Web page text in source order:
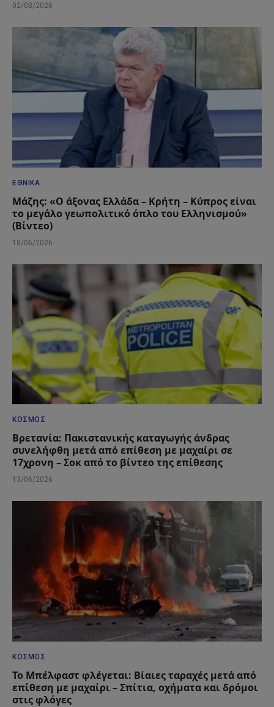
02/08/2026
ΕΘΝΙΚΆ
Μάζης: «Ο άξονας Ελλάδα – Κρήτη – Κύπρος είναι
το μεγάλο γεωπολιτικό όπλο του Ελληνισμού»
(Βίντεο)
18/06/2026
ΚΌΣΜΟΣ
Βρετανία: Πακιστανικής καταγωγής άνδρας
συνελήφθη μετά από επίθεση με μαχαίρι σε
17χρονη – Σοκ από το βίντεο της επίθεσης
13/06/2026
ΚΌΣΜΟΣ
Το Μπέλφαστ φλέγεται: Βίαιες ταραχές μετά από
επίθεση με μαχαίρι – Σπίτια, οχήματα και δρόμοι
στις φλόγες